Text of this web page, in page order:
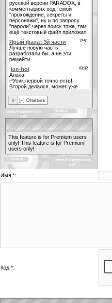
This feature is for Premium users
only! This feature is for Premium
users only!
Имя *:
Код *: